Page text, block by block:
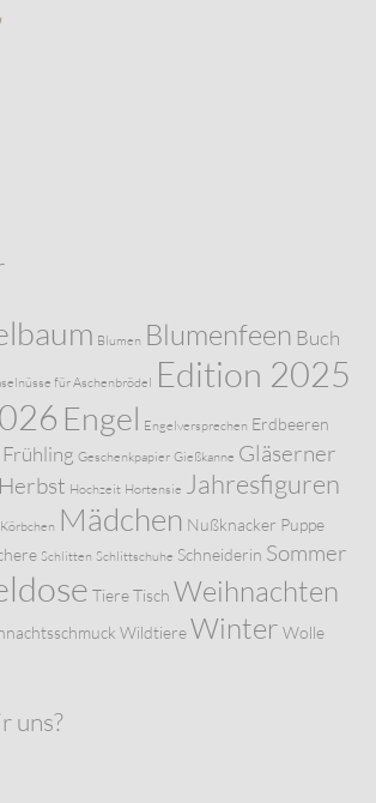
Blumen Blumenfeen Buch
für Aschenbrödel Edition 2025
Engel Engelversprechen Erdbeeren
Frühling Geschenkpapier Gießkanne Gläserner
Herbst Hochzeit Hortensie Jahresfiguren
Körbchen Mädchen Nußknacker Puppe
Schlitten Schlittschuhe Schneiderin Sommer
TiereTisch Weihnachten
WildtiereWinter Wolle
uns?